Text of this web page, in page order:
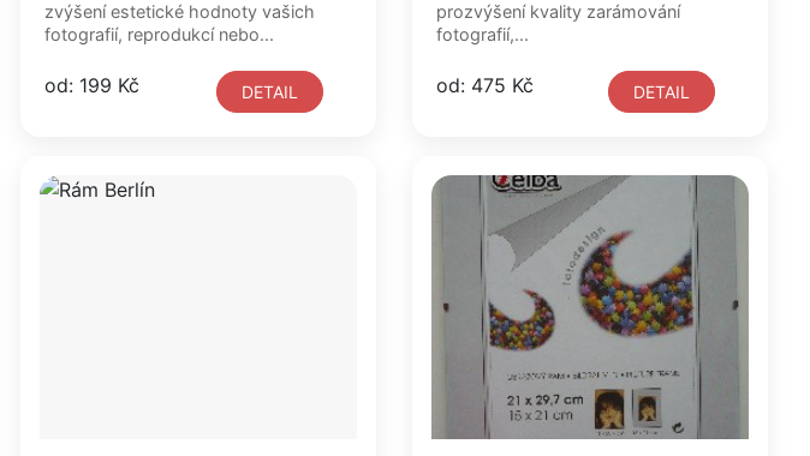
zvýšení estetické hodnoty vašich
fotografií, reprodukcí nebo...
od: 199 Kč DETAIL
prozvýšení kvality zarámování
fotografií,...
od: 475 Kč DETAIL